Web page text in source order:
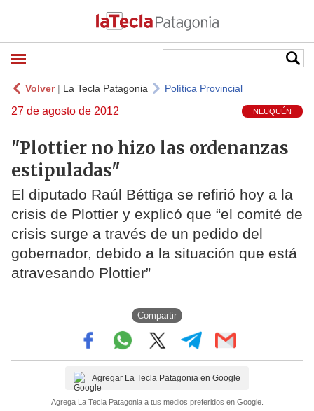
Volver| La Tecla Patagonia Política Provincial
27 de agosto de 2012 NEUQUÉN
"Plottier no hizo las ordenanzas
estipuladas"
El diputado Raúl Béttiga se refirió hoy a la
crisis de Plottier y explicó que “el comité de
crisis surge a través de un pedido del
gobernador, debido a la situación que está
atravesando Plottier”
Compartir
Agregar La Tecla Patagonia en Google
Agrega La Tecla Patagonia a tus medios preferidos en Google.